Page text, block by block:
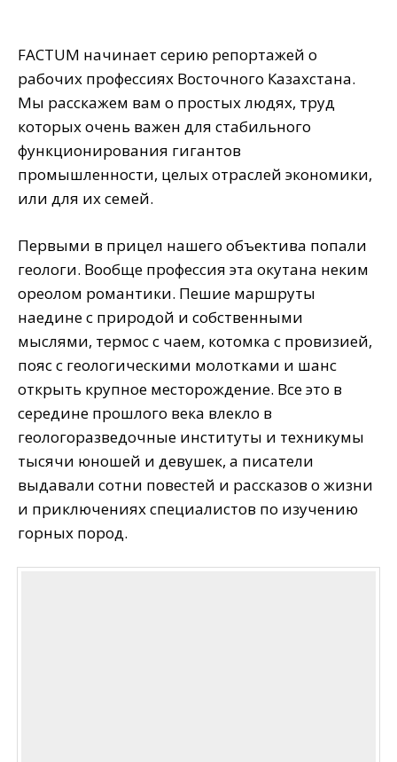
FACTUM начинает серию репортажей о
рабочих профессиях Восточного Казахстана.
Мы расскажем вам о простых людях, труд
которых очень важен для стабильного
функционирования гигантов
промышленности, целых отраслей экономики,
или для их семей.
Первыми в прицел нашего объектива попали
геологи. Вообще профессия эта окутана неким
ореолом романтики. Пешие маршруты
наедине с природой и собственными
мыслями, термос с чаем, котомка с провизией,
пояс с геологическими молотками и шанс
открыть крупное месторождение. Все это в
середине прошлого века влекло в
геологоразведочные институты и техникумы
тысячи юношей и девушек, а писатели
выдавали сотни повестей и рассказов о жизни
и приключениях специалистов по изучению
горных пород.